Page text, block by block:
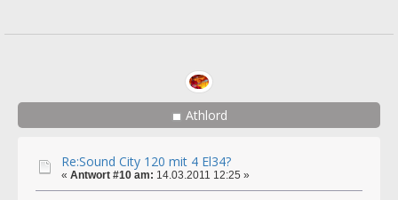
Athlord
Re:Sound City 120 mit 4 El34?
« Antwort #10 am: 14.03.2011 12:25 »